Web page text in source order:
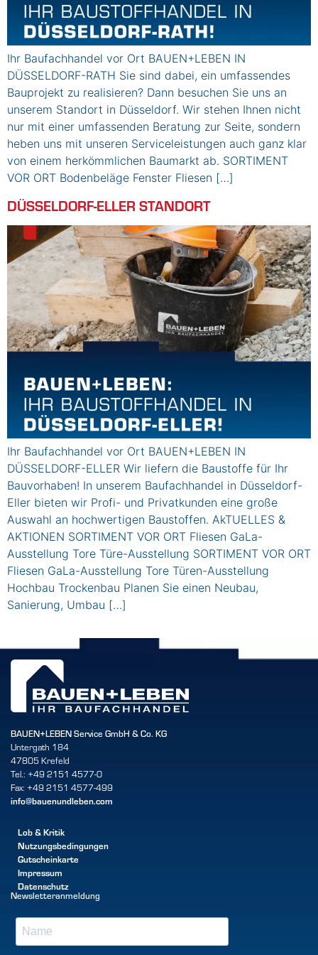
Ihr Baufachhandel vor Ort BAUEN+LEBEN IN
DÜSSELDORF-RATH Sie sind dabei, ein umfassendes
Bauprojekt zu realisieren? Dann besuchen Sie uns an
unserem Standort in Düsseldorf. Wir stehen Ihnen nicht
nur mit einer umfassenden Beratung zur Seite, sondern
heben uns mit unseren Serviceleistungen auch ganz klar
von einem herkömmlichen Baumarkt ab. SORTIMENT
VOR ORT Bodenbeläge Fenster Fliesen […]
DÜSSELDORF-ELLER STANDORT
Ihr Baufachhandel vor Ort BAUEN+LEBEN IN
DÜSSELDORF-ELLER Wir liefern die Baustoffe für Ihr
Bauvorhaben! In unserem Baufachhandel in Düsseldorf-
Eller bieten wir Profi- und Privatkunden eine große
Auswahl an hochwertigen Baustoffen. AkTUELLES &
AKTIONEN SORTIMENT VOR ORT Fliesen GaLa-
Ausstellung Tore Türe-Ausstellung SORTIMENT VOR ORT
Fliesen GaLa-Ausstellung Tore Türen-Ausstellung
Hochbau Trockenbau Planen Sie einen Neubau,
Sanierung, Umbau […]
BAUEN+LEBEN Service GmbH & Co. KG
Untergath 184
47805 Krefeld
Tel.: +49 2151 4577-0
Fax: +49 2151 4577-499
info@bauenundleben.com
Lob & Kritik
Nutzungsbedingungen
Gutscheinkarte
Impressum
Datenschutz
Newsletteranmeldung